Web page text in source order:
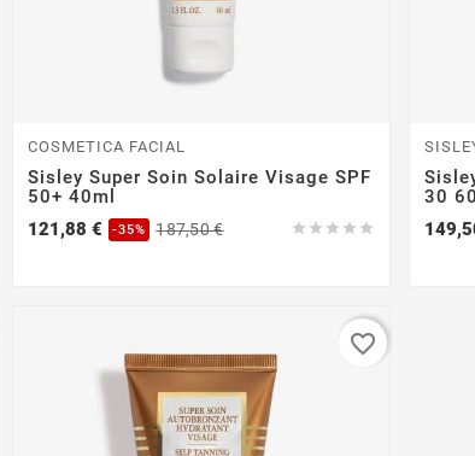
COSMETICA FACIAL
Sisley Super Soin Solaire Visage SPF
50+ 40ml
    
121,88 € -35% 187,50 €Precio
Precio
30
-35%
favorite_border